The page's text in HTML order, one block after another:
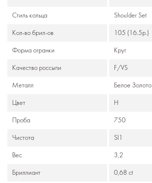
Стиль кольца Shoulder Set
Кол-во брил-ов 105 (16.5p.)
Формa огранки Круг
Качество россыпи F/VS
Металл Белое Золото
Цвет H
Проба 750
Чистота SI1
Вес 3,2
Бриллиант 0,68 ct